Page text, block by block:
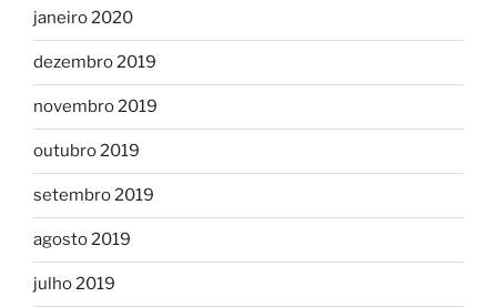
janeiro 2020
dezembro 2019
novembro 2019
outubro 2019
setembro 2019
agosto 2019
julho 2019